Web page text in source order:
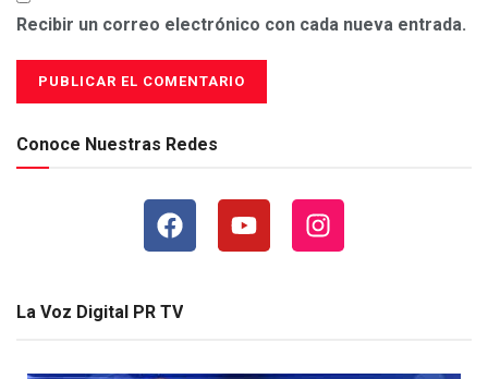
Recibir un correo electrónico con cada nueva entrada.
Conoce Nuestras Redes
La Voz Digital PR TV